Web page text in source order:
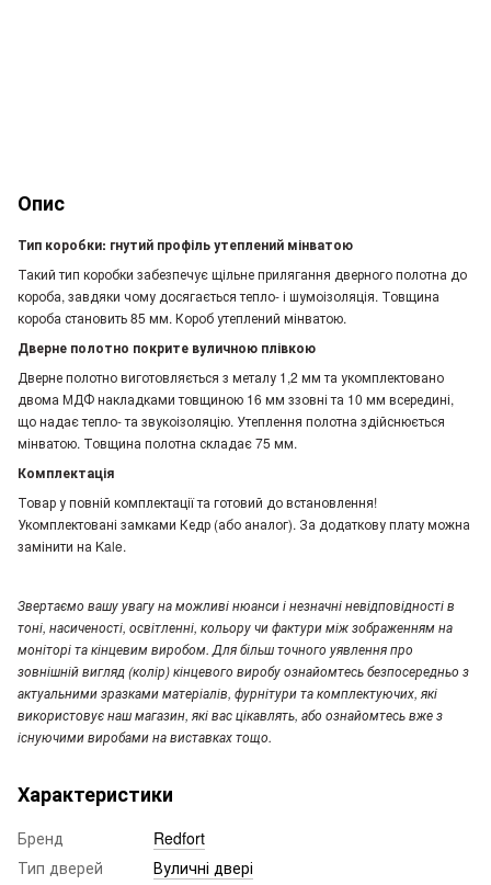
Опис
Тип коробки: гнутий профіль утеплений мінватою
Такий тип коробки забезпечує щільне прилягання дверного полотна до
короба, завдяки чому досягається тепло- і шумоізоляція. Товщина
короба становить 85 мм. Короб утеплений мінватою.
Дверне полотно покрите вуличною плівкою
Дверне полотно виготовляється з металу 1,2 мм та укомплектовано
двома МДФ накладками товщиною 16 мм ззовні та 10 мм всередині,
що надає тепло- та звукоізоляцію. Утеплення полотна здійснюється
мінватою. Товщина полотна складає 75 мм.
Комплектація
Товар у повній комплектації та готовий до встановлення!
Укомплектовані замками Кедр (або аналог). За додаткову плату можна
замінити на Kale.
Звертаємо вашу увагу на можливі нюанси і незначні невідповідності в
тоні, насиченості, освітленні, кольору чи фактури між зображенням на
моніторі та кінцевим виробом. Для більш точного уявлення про
зовнішній вигляд (колір) кінцевого виробу ознайомтесь безпосередньо з
актуальними зразками матеріалів, фурнітури та комплектуючих, які
використовує наш магазин, які вас цікавлять, або ознайомтесь вже з
існуючими виробами на виставках тощо.
Характеристики
Бренд
Redfort
Тип дверей
Вуличні двері